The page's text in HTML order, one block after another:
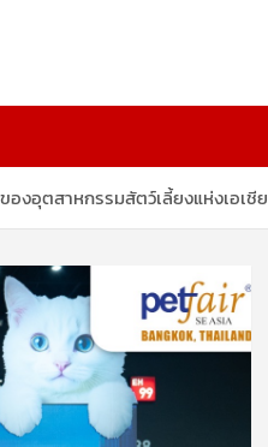
องอุตสาหกรรมสัตว์เลี้ยงแห่งเอเชีย